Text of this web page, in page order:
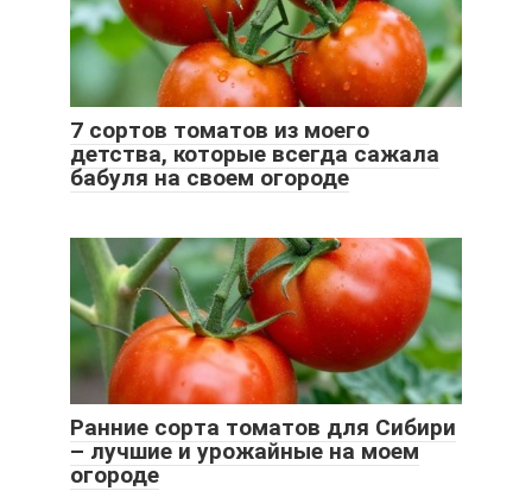
7 сортов томатов из моего
детства, которые всегда сажала
бабуля на своем огороде
Ранние сорта томатов для Сибири
– лучшие и урожайные на моем
огороде